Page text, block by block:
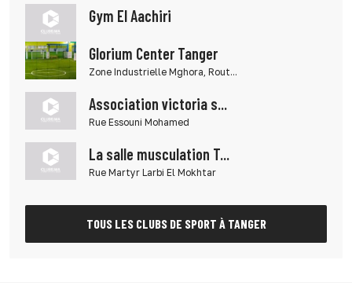
Gym El Aachiri
Glorium Center Tanger
Zone Industrielle Mghora, Rout...
Association victoria s...
Rue Essouni Mohamed
La salle musculation T...
Rue Martyr Larbi El Mokhtar
TOUS LES CLUBS DE SPORT À TANGER